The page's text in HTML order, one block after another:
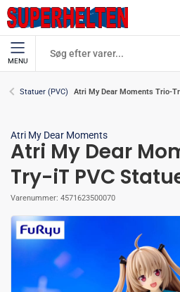
MENU
Statuer (PVC) Atri My Dear Moments Trio-
Atri My Dear Moments
Atri My Dear
Try-iT PVC
Varenummer: 4571623500070